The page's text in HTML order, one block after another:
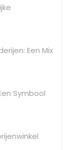
Een Mix
Symbool